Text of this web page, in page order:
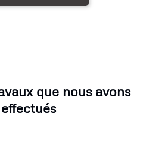
que nous avons
effectués